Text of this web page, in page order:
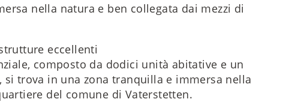
nella natura e ben collegata dai mezzi di
eccellenti
composto da dodici unità abitative e un
si trova in una zona tranquilla e immersa nella
del comune di Vaterstetten.